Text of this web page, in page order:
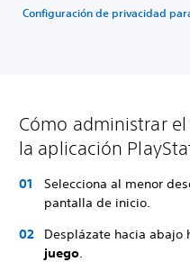
Configuración de privacidad
Cómo administrar
la aplicación
Selecciona al menor
pantalla de inicio.
Desplázate hacia abajo
juego.